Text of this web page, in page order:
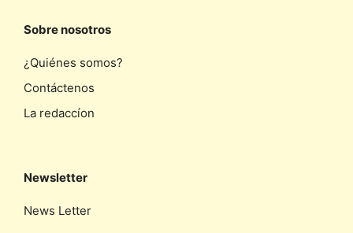
Sobre nosotros
¿Quiénes somos?
Contáctenos
La redaccíon
Newsletter
News Letter